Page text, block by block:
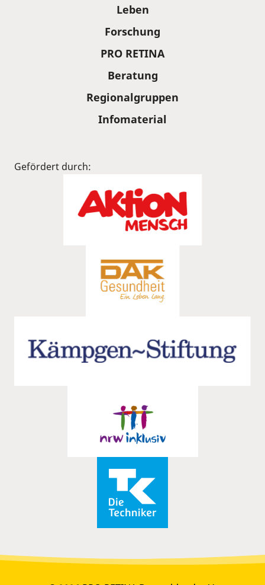
Leben
Forschung
PRO RETINA
Beratung
Regionalgruppen
Infomaterial
Gefördert durch: